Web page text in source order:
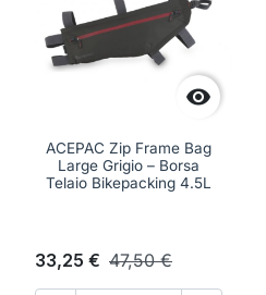

ACEPAC Zip Frame Bag
Large Grigio – Borsa
Telaio Bikepacking 4.5L
33,25 € 47,50 €